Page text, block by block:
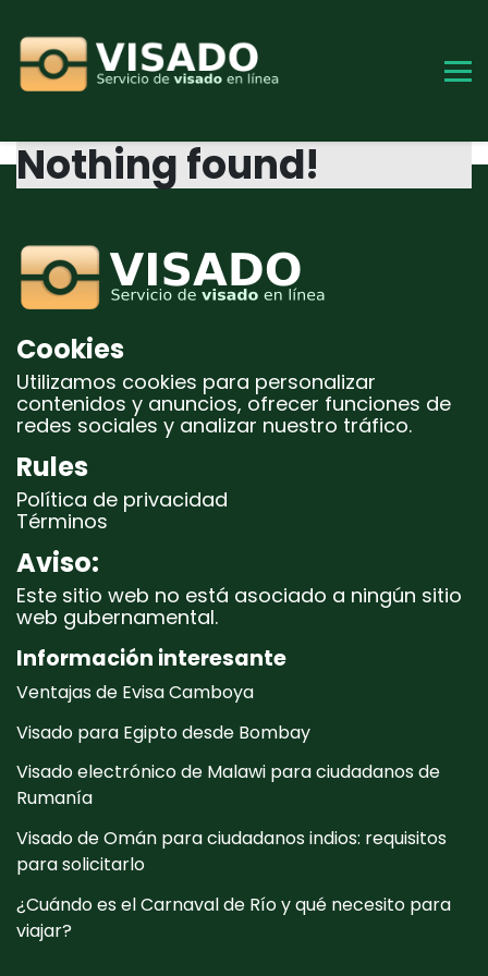
content
Nothing found!
Cookies
Utilizamos cookies para personalizar
contenidos y anuncios, ofrecer funciones de
redes sociales y analizar nuestro tráfico.
Rules
Política de privacidad
Términos
Aviso:
Este sitio web no está asociado a ningún sitio
web gubernamental.
Información interesante
Ventajas de Evisa Camboya
Visado para Egipto desde Bombay
Visado electrónico de Malawi para ciudadanos de
Rumanía
Visado de Omán para ciudadanos indios: requisitos
para solicitarlo
¿Cuándo es el Carnaval de Río y qué necesito para
viajar?